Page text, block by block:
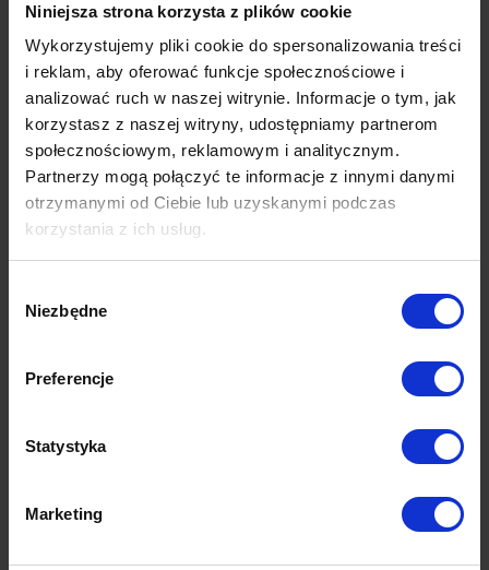
Niniejsza strona korzysta z plików cookie
Wykorzystujemy pliki cookie do spersonalizowania treści
i reklam, aby oferować funkcje społecznościowe i
analizować ruch w naszej witrynie. Informacje o tym, jak
korzystasz z naszej witryny, udostępniamy partnerom
społecznościowym, reklamowym i analitycznym.
Partnerzy mogą połączyć te informacje z innymi danymi
otrzymanymi od Ciebie lub uzyskanymi podczas
korzystania z ich usług.
zgody
Niezbędne
Preferencje
Statystyka
Marketing
Storm 99
Darmowa próbka
Diosa 93
Darmowa próbka